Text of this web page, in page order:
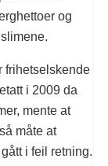
og
frihetselskende
i 2009 da
mente at
måte at
i feil retning.